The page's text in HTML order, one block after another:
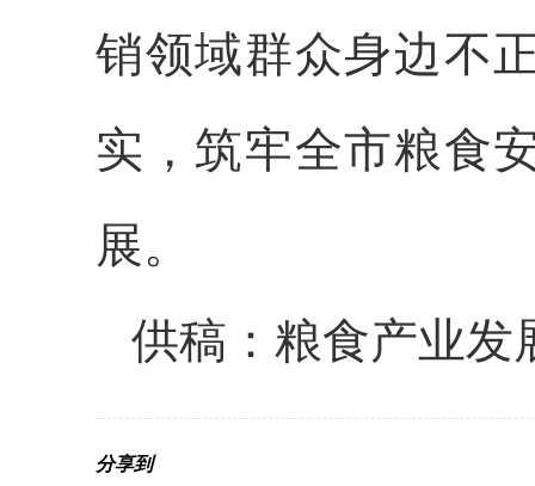
销领域群众身边不
实，筑牢全市粮食
展。
供稿：粮食产业发
分享到